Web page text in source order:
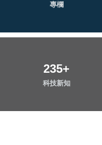
專欄
235+
科技新知